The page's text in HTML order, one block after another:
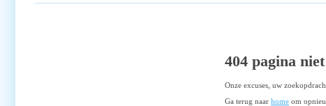
404 pagina
Onze excuses, uw
Ga terug naar home om